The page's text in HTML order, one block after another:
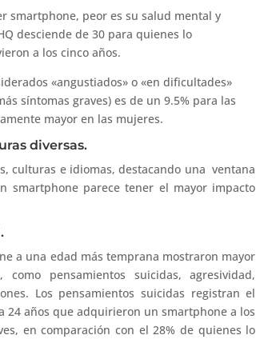
smartphone, peor es su salud mental y
desciende de 30 para quienes lo
a los cinco años.
«angustiados» o «en dificultades»
síntomas graves) es de un 9.5% para las
mayor en las mujeres.
diversas.
culturas e idiomas, destacando una ventana
smartphone parece tener el mayor impacto
a una edad más temprana mostraron mayor
pensamientos suicidas, agresividad,
Los pensamientos suicidas registran el
24 años que adquirieron un smartphone a los
en comparación con el 28% de quienes lo